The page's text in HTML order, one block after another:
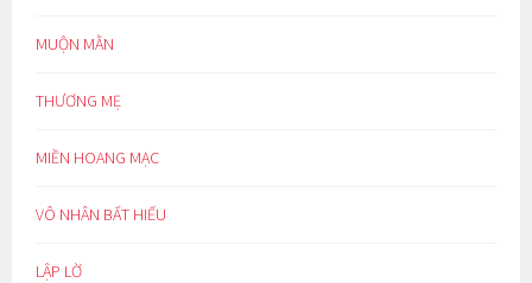
MUỘN MẰN
THƯƠNG MẸ
MIỀN HOANG MẠC
VÔ NHÂN BẤT HIẾU
LẬP LỜ